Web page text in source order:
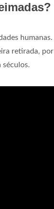
retirada,
séculos.